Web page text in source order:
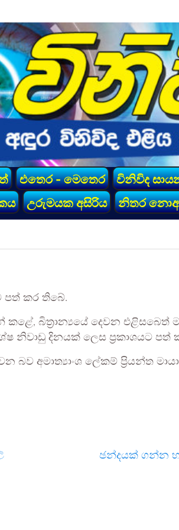
එතෙර - මෙතෙර විනිවිද
උරුමයක අසිරිය නිතර
පත් කර තිබේ.
කළේ, බිත්‍රාන්‍යයේ දෙවන එළිසබෙත්
නිවාඩු දිනයක් ලෙස ප්‍රකාශයට පත්
අමාත්‍යාංශ ලේකම් ප්‍රියන්ත
ඡන්දයක් ගන්න